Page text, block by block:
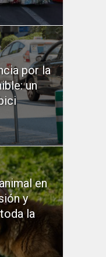
por la
un
en
y
la